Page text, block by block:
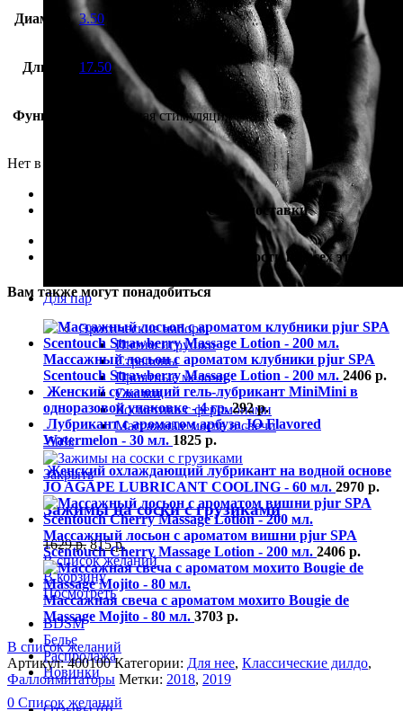
Для пар
Эротические наборы
Интим игрушки
Страпоны
Приятные мелочи
Смазки
Косметика с феромонами
Массажные масла и свечи
-50%
Закрыть
Зажимы на соски с грузиками
1629р. 815р.
В список желаний
В корзину
Посмотреть
BDSM
Белье
Распродажа
Новинки
0 Список желаний
Диаметр 3.50
Длина 17.50
Функция вагинальная стимуляция
Нет в наличии
100% гарантия самой быстрой доставки
100% гарантия полной анонимности на всех этапах
Вам также могут понадобиться
Массажный лосьон с ароматом клубники pjur SPA
Scentouch Strawberry Massage Lotion - 200 мл. 2406 р.
Женский сужающий гель-лубрикант MiniMini в
одноразовой упаковке - 4 гр.292р.
Лубрикант с ароматом арбуза JO Flavored
Watermelon - 30 мл. 1825 р.
Женский охлаждающий лубрикант на водной основе
JO AGAPE LUBRICANT COOLING - 60 мл. 2970 р.
Массажный лосьон с ароматом вишни pjur SPA
Scentouch Cherry Massage Lotion - 200 мл. 2406 р.
Массажная свеча с ароматом мохито Bougie de
Massage Mojito - 80 мл. 3703 р.
В список желаний
Артикул:400100 Категории: Для нее, Классические дилдо,
Фаллоимитаторы Метки: 2018, 2019